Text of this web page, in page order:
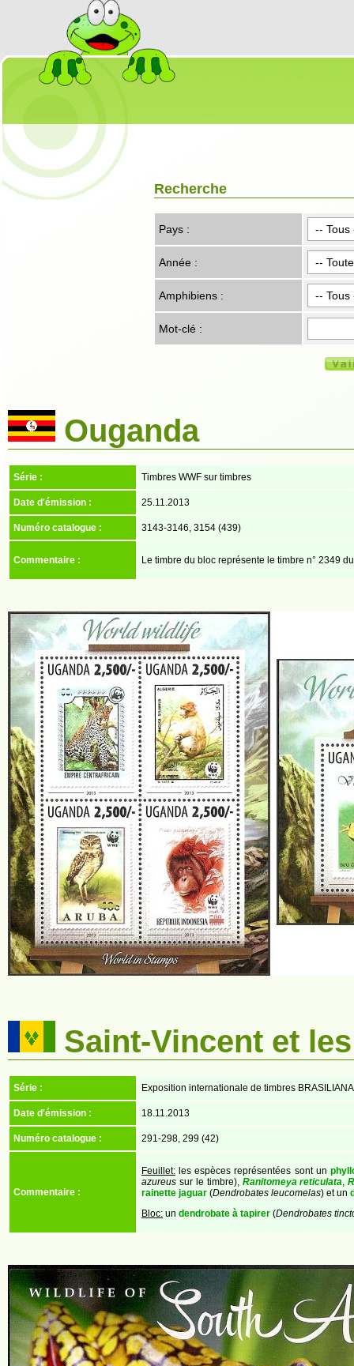
Recherche
Pays :
Année :
Amphibiens :
Mot-clé :
Ouganda
Série : Timbres WWF sur timbres
Date d'émission : 25.11.2013
Numéro catalogue : 3143-3146, 3154 (439)
Commentaire : Le timbre du bloc représente le timbre n° 2349
Saint-Vincent et
Série : Exposition internationale de timbres
Date d'émission : 18.11.2013
Numéro catalogue : 291-298, 299 (42)
Commentaire :
Feuillet: les espèces représentées sont un
azureus sur le timbre), Ranitomeya reticulata ,
rainette jaguar (Dendrobates leucomelas) et un
Bloc: un dendrobate à tapirer (Dendrobates